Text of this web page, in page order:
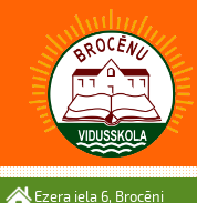
Ezera iela 6, Brocēni